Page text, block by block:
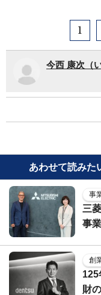
1
今西 康次（
あわせて読みた
事
三
事
創
125
財